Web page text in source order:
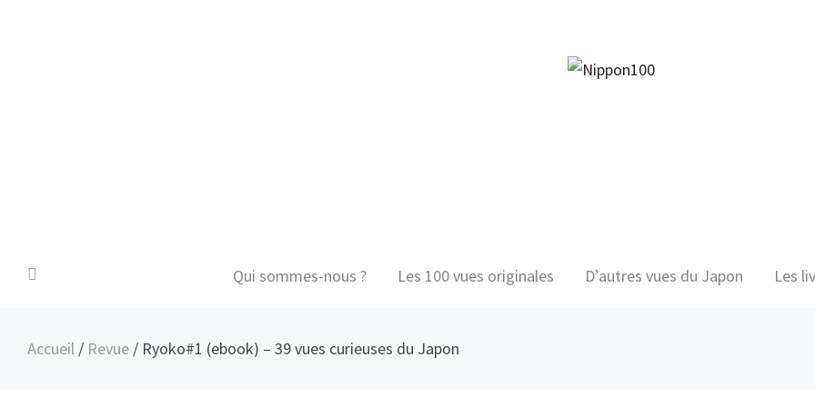
Qui sommes-nous ? Les 100 vues originales D’autres vues du Japon Les
Accueil / Revue / Ryoko#1 (ebook) – 39 vues curieuses du Japon